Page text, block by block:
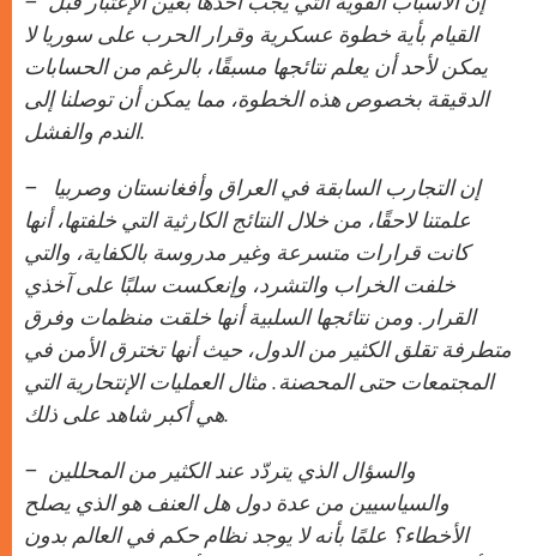
p e
r
k
القيام بأية خطوة عسكرية وقرار الحرب على سوريا لا
يمكن لأحد أن يعلم نتائجها مسبقًا، بالرغم من الحسابات
الدقيقة بخصوص هذه الخطوة، مما يمكن أن توصلنا إلى
الندم والفشل.
– إن التجارب السابقة في العراق وأفغانستان وصربيا
علمتنا لاحقًا، من خلال النتائج الكارثية التي خلفتها، أنها
كانت قرارات متسرعة وغير مدروسة بالكفاية، والتي
خلفت الخراب والتشرد، وإنعكست سلبًا على آخذي
القرار. ومن نتائجها السلبية أنها خلقت منظمات وفرق
متطرفة تقلق الكثير من الدول، حيث أنها تخترق الأمن في
المجتمعات حتى المحصنة. مثال العمليات الإنتحارية التي
هي أكبر شاهد على ذلك.
– والسؤال الذي يتردّد عند الكثير من المحللين
والسياسيين من عدة دول هل العنف هو الذي يصلح
الأخطاء؟ علمًا بأنه لا يوجد نظام حكم في العالم بدون